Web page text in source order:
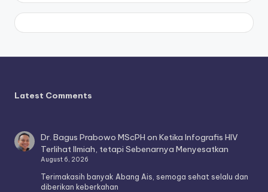
Latest Comments
Dr. Bagus Prabowo MScPH onKetika Infografis HIV
Terlihat Ilmiah, tetapi Sebenarnya Menyesatkan
August 6, 2026
Terimakasih banyak Abang Ais, semoga sehat selalu dan
diberikan keberkahan